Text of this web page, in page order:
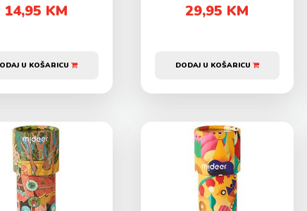
14,95 KM
U KOŠARICU
29,95 KM
DODAJ U KOŠARICU